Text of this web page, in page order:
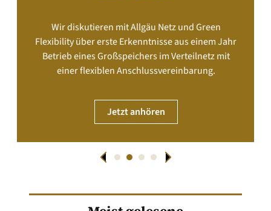
Wir diskutieren mit Allgäu Netz und Green
Flexibility über erste Erkenntnisse aus einem Jahr
Betrieb eines Großspeichers im Verteilnetz mit
einer flexiblen Anschlussvereinbarung.
Jetzt anhören